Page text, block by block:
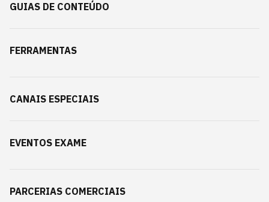
GUIAS DE CONTEÚDO
FERRAMENTAS
CANAIS ESPECIAIS
EVENTOS EXAME
PARCERIAS COMERCIAIS